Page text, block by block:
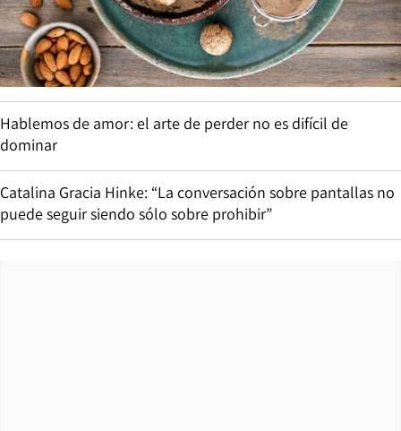
Hablemos de amor: el arte de perder no es difícil de
dominar
Catalina Gracia Hinke: “La conversación sobre pantallas no
puede seguir siendo sólo sobre prohibir”